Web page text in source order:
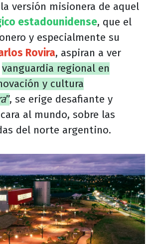
versión misionera de aquel
estadounidense, que el
y especialmente su
Rovira, aspiran a ver
vanguardia regional en
y cultura
”, se erige desafiante y
al mundo, sobre las
del norte argentino.